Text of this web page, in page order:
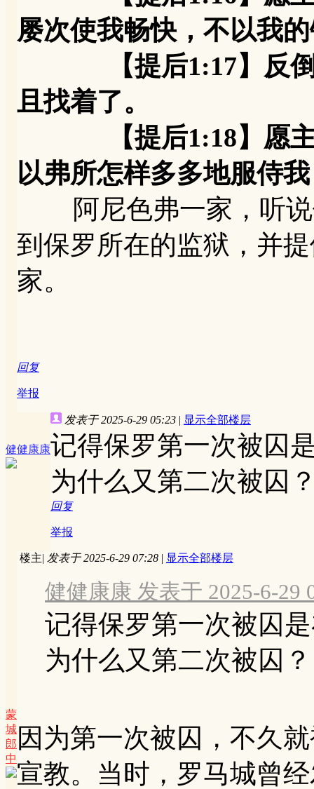
屡次使我畅快，不以我
【提后1:17】反倒在
且找着了。
【提后1:18】愿主使
以弗所怎样多多地服侍
阿尼色弗一家，听说
到保罗所在的监狱，并
家。
回复
举报
健健康康
发表于 2025-6-29 05:23 | 显示全部楼层
记得保罗第一次被囚
为什么又第二次被囚
回复
举报
蒙
城
郎
中
楼主| 发表于 2025-6-29 07:28 | 显示全部楼层
健健康康 发表于 2025-6-29
记得保罗第一次被囚
为什么又第二次被囚？
因为第一次被囚，不久
宣教。当时，罗马城曾